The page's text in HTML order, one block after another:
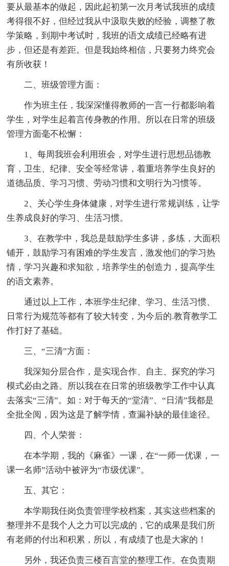
要从最基本的做起，因此起初第一次月考试我班的成绩
考得很不好，但经过我从中汲取失败的经验，调整了教
学策略，到期中考试时，我班的语文成绩已经略有进
步，但还是有差距。但是我始终相信，只要努力终究会
有所收获！
二、班级管理方面：
作为班主任，我深深懂得教师的一言一行都影响着
学生，对学生起着言传身教的作用。所以在日常的班级
管理方面毫不松懈：
1、每周我班会利用班会，对学生进行思想品德教
育，卫生、纪律、安全等经常讲，着重培养学生良好的
道德品质、学习习惯、劳动习惯和文明行为习惯等。
2、关心学生身体健康，对学生进行常规训练，让学
生养成良好的学习、生活习惯。
3、在教学中，我总是鼓励学生多讲，多练，大面积
铺开，鼓励学习有困难的学生发言，激发他们的学习热
情，学习兴趣和求知欲，培养学生的创造力，提高学生
的语文素养。
通过以上工作，本班学生纪律、学习、生活习惯、
日常行为规范等都有了较大转变，为今后的.教育教学工
作打好了基础。
三、“三清”方面：
我深知分层合作，是实现合作、自主、探究的学习
模式必由之路。所以我在在日常的班级教学工作中认真
去落实“三清”。如：对于每天的“堂清”、“日清”我都是
全批全阅，因为这是了解学情，查漏补缺的最佳途径。
四、个人荣誉：
在本学期，我的《麻雀》一课，在“一师一优课，一
课一名师”活动中被评为“市级优课”。
五、其它：
本学期我任岗负责管理学校档案，其实这些档案的
整理并不是我个人之力可以完成的，它的成果是我们所
有老师的付出和积累，所以，有成绩了也是大家的！
另外，我还负责三楼百言堂的整理工作。在负责期